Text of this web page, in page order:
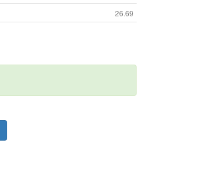
26.69